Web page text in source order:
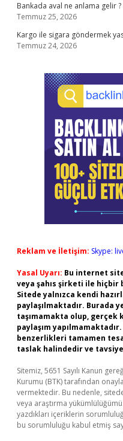
Bankada aval ne anlama gelir ?
Temmuz 25, 2026
Kargo ile sigara göndermek
Temmuz 24, 2026
Reklam ve İletişim: Skype:
Yasal Uyarı: Bu internet
veya şahıs şirketi ile hiçbir
Sitede yalnızca kendi
paylaşılmaktadır. Burada
taşımamakta olup, gerçek
paylaşım
benzerlikleri tamamen
taslak halindedir ve
Sitemiz, 5651 Sayılı Kanun
Kurumu (BTK) tarafından
vermektedir. Bu nedenle,
veya araştırma
yazdıkları içeriklerin
bu sorumluluğu kabul etmiş